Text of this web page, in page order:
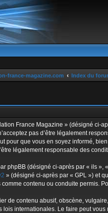
france-magazine.com Index du
France Magazine » (désigné ci-
pas d’être légalement
pour que vous en soyez informé,
légalement responsable des
phpBB (désigné ci-après par « ils
» (désigné ci-après par « GPL ») et
comme contenu ou conduite permis.
de contenu abusif, obscène,
lois internationales. Le faire peut